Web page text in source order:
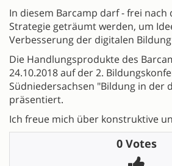
In diesem Barcamp darf - frei nach
Strategie geträumt werden, um
Verbesserung der digitalen
Die Handlungsprodukte des
24.10.2018 auf der 2.
Südniedersachsen "Bildung in der
präsentiert.
Ich freue mich über konstruktive
0 Votes